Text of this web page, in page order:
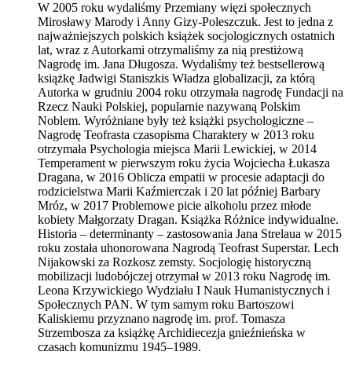
W 2005 roku wydaliśmy Przemiany więzi społecznych
Mirosławy Marody i Anny Gizy-Poleszczuk. Jest to jedna z
najważniejszych polskich książek socjologicznych ostatnich
lat, wraz z Autorkami otrzymaliśmy za nią prestiżową
Nagrodę im. Jana Długosza. Wydaliśmy też bestsellerową
książkę Jadwigi Staniszkis Władza globalizacji, za którą
Autorka w grudniu 2004 roku otrzymała nagrodę Fundacji na
Rzecz Nauki Polskiej, popularnie nazywaną Polskim
Noblem. Wyróżniane były też książki psychologiczne –
Nagrodę Teofrasta czasopisma Charaktery w 2013 roku
otrzymała Psychologia miejsca Marii Lewickiej, w 2014
Temperament w pierwszym roku życia Wojciecha Łukasza
Dragana, w 2016 Oblicza empatii w procesie adaptacji do
rodzicielstwa Marii Kaźmierczak i 20 lat później Barbary
Mróz, w 2017 Problemowe picie alkoholu przez młode
kobiety Małgorzaty Dragan. Książka Różnice indywidualne.
Historia – determinanty – zastosowania Jana Strelaua w 2015
roku została uhonorowana Nagrodą Teofrast Superstar. Lech
Nijakowski za Rozkosz zemsty. Socjologię historyczną
mobilizacji ludobójczej otrzymał w 2013 roku Nagrodę im.
Leona Krzywickiego Wydziału I Nauk Humanistycznych i
Społecznych PAN. W tym samym roku Bartoszowi
Kaliskiemu przyznano nagrodę im. prof. Tomasza
Strzembosza za książkę Archidiecezja gnieźnieńska w
czasach komunizmu 1945–1989.